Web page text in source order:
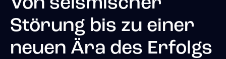
Von seismischer
Störung bis zu einer
neuen Ära des Erfolgs